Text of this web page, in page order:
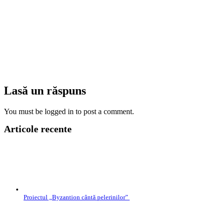
Lasă un răspuns
You must be logged in to post a comment.
Articole recente
Proiectul „Byzantion cântă pelerinilor”